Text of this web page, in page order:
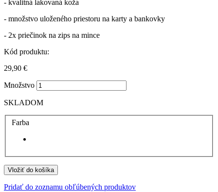
- kvalitná lakovaná koža
- množstvo uloženého priestoru na karty a bankovky
- 2x priečinok na zips na mince
Kód produktu:
29,90 €
Množstvo
SKLADOM
Farba
Vložiť do košíka
Pridať do zoznamu obľúbených produktov